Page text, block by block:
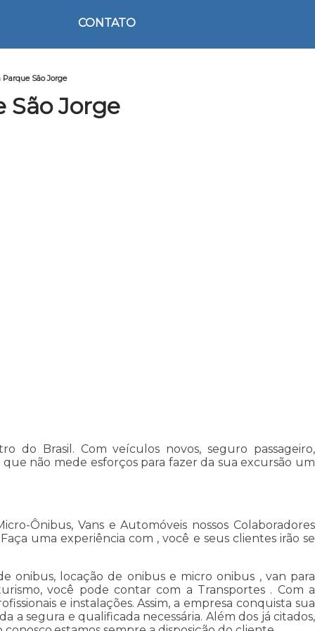
CONTATO
São Jorge
São Jorge
do Brasil. Com veículos novos, seguro passageiro,
não mede esforços para fazer da sua excursão um
Ônibus, Vans e Automóveis nossos Colaboradores
uma experiência com , você e seus clientes irão se
onibus, locação de onibus e micro onibus , van para
você pode contar com a Transportes . Com a
e instalações. Assim, a empresa conquista sua
a segura e qualificada necessária. Além dos já citados,